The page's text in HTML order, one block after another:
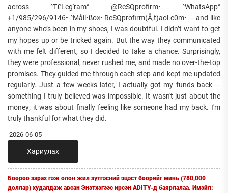
across °T£Leg'ram° @ReSQprofirm• °WhatsApp°
+1/985/296/9146• °Måil•ßo×• ReSQprofirm(Å,t)aol.c0m• — and like
anyone who’s been in my shoes, I was doubtful. I didn’t want to get
my hopes up or be tricked again. But the way they communicated
with me felt different, so I decided to take a chance. Surprisingly,
they were professional, never rushed me, and made no over-the-top
promises. They guided me through each step and kept me updated
regularly. Just a few weeks later, I actually got my funds back —
something I truly believed was impossible. It wasn't just about the
money; it was about finally feeling like someone had my back. I'm
truly thankful for what they did.
2026-06-05
Хариулах
Бөөрөө зарах гэж олон жил зүтгэсний эцэст бөөрийг минь (780,000
доллар) худалдаж авсан Энэтхэгээс ирсэн ADITY-д баярлалаа. Имэйл: